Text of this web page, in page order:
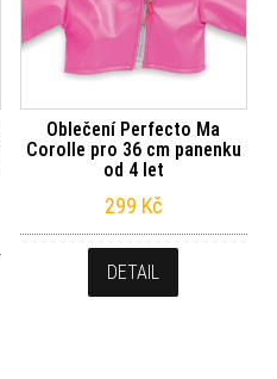
Oblečení Perfecto Ma
Corolle pro 36 cm panenku
od 4 let
299 Kč
DETAIL